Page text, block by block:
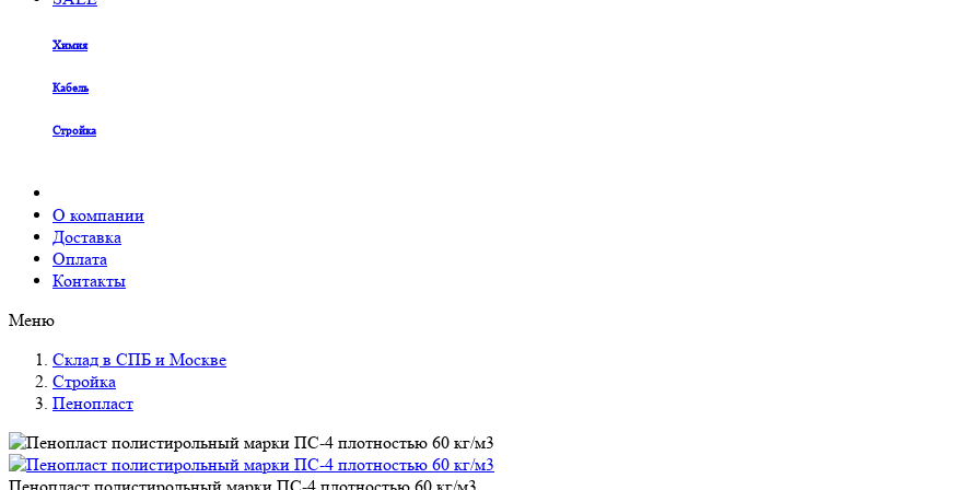
Химия
Кабель
Стройка
О компании
Доставка
Оплата
Контакты
Меню
Склад в СПБ и Москве
Стройка
Пенопласт